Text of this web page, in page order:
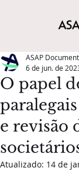
O papel
e revisão
ASAP
6 de jun. de
Atualizado: 14 de